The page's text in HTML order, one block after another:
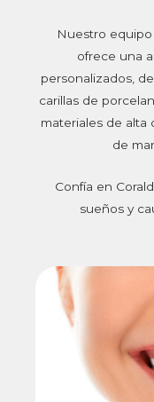
Nuestro
ofrece una
personalizados,
carillas de
materiales de alta
de
Confía en
sueños y